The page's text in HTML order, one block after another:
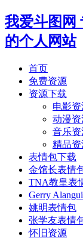
我爱斗图网
的个人网站
首页
免费资源
资源下载
电影
动漫资
音乐资
精品资
表情包下载
金馆长表情
TNA教皇表
Gerry
姚明表情包
张学友表情
怀旧资源